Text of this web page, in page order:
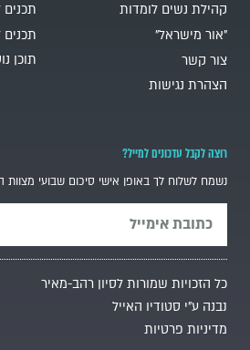
קהילת נשים לומדות
"אור מישראל"
צור קשר
הצהרת נגישות
תכנים
תוכן
רוצה לקבל עדכונים למייל?
נשמח לשלוח לך באופן אישי סיכום שבועי מצוות
כל הזכויות שמורות לסיון רהב-מאיר
נבנה ע"י סטודיו האייל
מדיניות פרטיות